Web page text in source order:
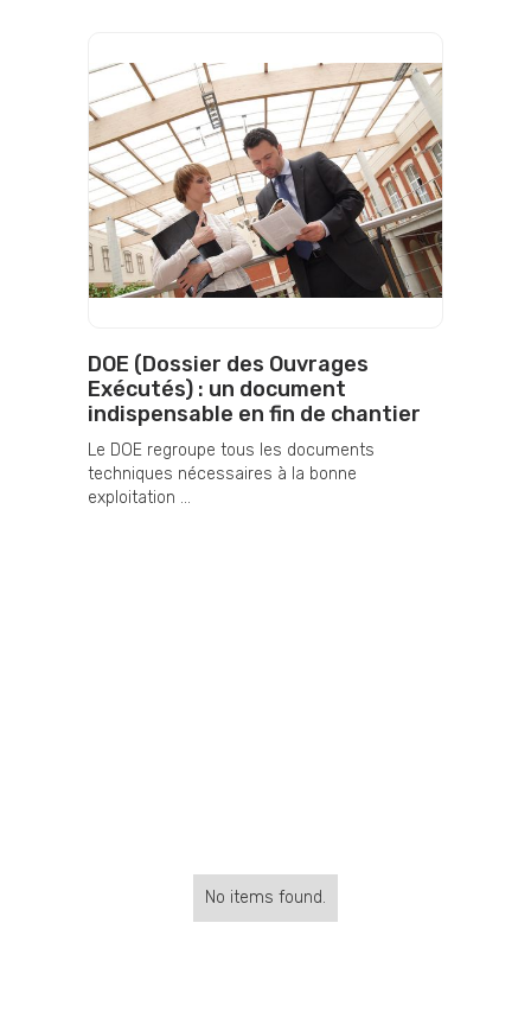
DOE (Dossier des Ouvrages
Exécutés) : un document
indispensable en fin de chantier
Le DOE regroupe tous les documents
techniques nécessaires à la bonne
exploitation ...
No items found.